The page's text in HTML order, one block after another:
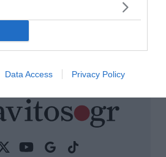
Data Access Privacy Policy
Ελλάδα στο ευρωπαϊκό στίβου -
Που και πότε θα δούμε τους
μας